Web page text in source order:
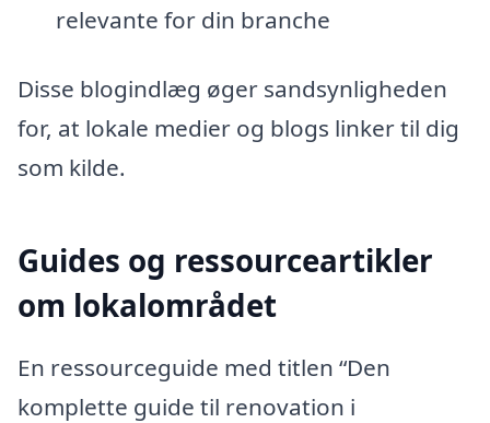
relevante for din branche
Disse blogindlæg øger sandsynligheden
for, at lokale medier og blogs linker til dig
som kilde.
Guides og ressourceartikler
om lokalområdet
En ressourceguide med titlen “Den
komplette guide til renovation i